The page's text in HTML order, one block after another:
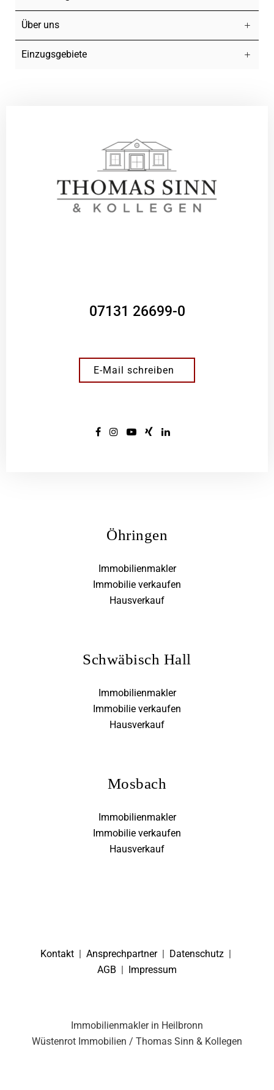
Über uns
Einzugsgebiete
07131 26699-0
E-Mail schreiben
Öhringen
Immobilienmakler
Immobilie verkaufen
Hausverkauf
Schwäbisch Hall
Immobilienmakler
Immobilie verkaufen
Hausverkauf
Mosbach
Immobilienmakler
Immobilie verkaufen
Hausverkauf
Kontakt | Ansprechpartner| Datenschutz |
AGB | Impressum
Immobilienmakler in Heilbronn
Wüstenrot Immobilien / Thomas Sinn & Kollegen